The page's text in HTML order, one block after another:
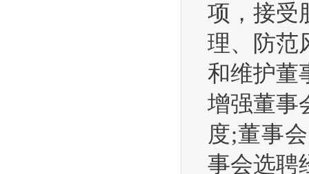
项，接受
理、防范
和维护董
增强董事
度;董事
事会选聘